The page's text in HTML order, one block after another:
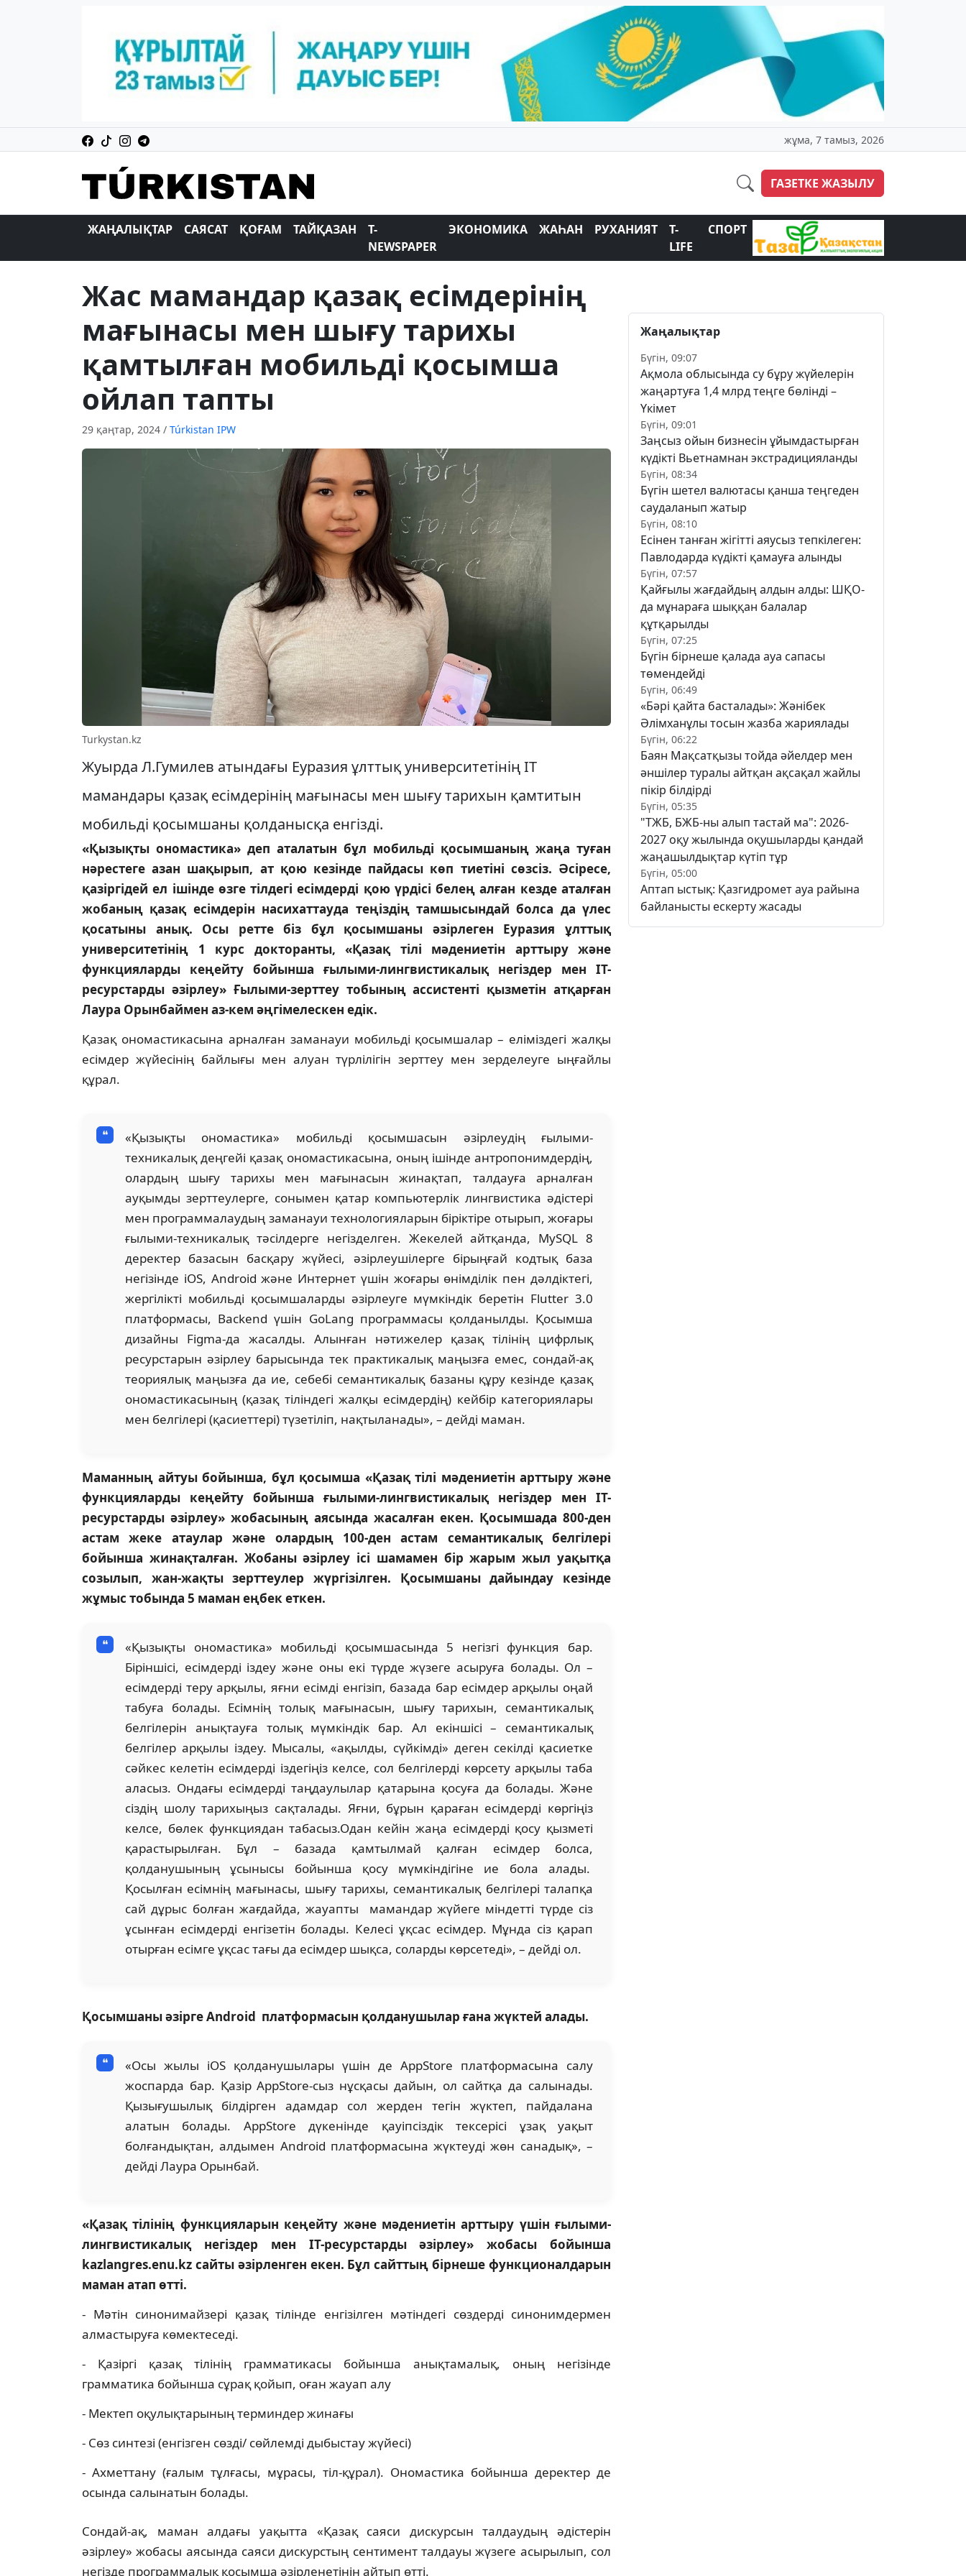
жұма, 7 тамыз, 2026
ГАЗЕТКЕ ЖАЗЫЛУ
ЖАҢАЛЫҚТАР САЯСАТ ҚОҒАМ ТАЙҚАЗАН
T-
NEWSPAPER
ЭКОНОМИКА ЖАҺАН РУХАНИЯТ
T-
LIFE
СПОРТ
Жас мамандар қазақ есімдерінің
мағынасы мен шығу тарихы
қамтылған мобильді қосымша
ойлап тапты
29 қаңтар, 2024 / Túrkіstan IPW
Turkystan.kz
Жуырда Л.Гумилев атындағы Еуразия ұлттық университетінің IT
мамандары қазақ есімдерінің мағынасы мен шығу тарихын қамтитын
мобильді қосымшаны қолданысқа енгізді.
«Қызықты ономастика» деп аталатын бұл мобильді қосымшаның жаңа туған
нәрестеге азан шақырып, ат қою кезінде пайдасы көп тиетіні сөзсіз. Әсіресе,
қазіргідей ел ішінде өзге тілдегі есімдерді қою үрдісі белең алған кезде аталған
жобаның қазақ есімдерін насихаттауда теңіздің тамшысындай болса да үлес
қосатыны анық. Осы ретте біз бұл қосымшаны әзірлеген Еуразия ұлттық
университетінің 1 курс докторанты, «Қазақ тілі мәдениетін арттыру және
функцияларды кеңейту бойынша ғылыми-лингвистикалық негіздер мен IT-
ресурстарды әзірлеу» Ғылыми-зерттеу тобының ассистенті қызметін атқарған
Лаура Орынбаймен аз-кем әңгімелескен едік.
Қазақ ономастикасына арналған заманауи мобильді қосымшалар – еліміздегі жалқы
есімдер жүйесінің байлығы мен алуан түрлілігін зерттеу мен зерделеуге ыңғайлы
құрал.
«Қызықты ономастика» мобильді қосымшасын әзірлеудің ғылыми-
техникалық деңгейі қазақ ономастикасына, оның ішінде антропонимдердің,
олардың шығу тарихы мен мағынасын жинақтап, талдауға арналған
ауқымды зерттеулерге, сонымен қатар компьютерлік лингвистика әдістері
мен программалаудың заманауи технологияларын біріктіре отырып, жоғары
ғылыми-техникалық тәсілдерге негізделген. Жекелей айтқанда, MySQL 8
деректер базасын басқару жүйесі, әзірлеушілерге бірыңғай кодтық база
негізінде iOS, Android және Интернет үшін жоғары өнімділік пен дәлдіктегі,
жергілікті мобильді қосымшаларды әзірлеуге мүмкіндік беретін Flutter 3.0
платформасы, Backend үшін GoLang программасы қолданылды. Қосымша
дизайны Figma-да жасалды. Алынған нәтижелер қазақ тілінің цифрлық
ресурстарын әзірлеу барысында тек практикалық маңызға емес, сондай-ақ
теориялық маңызға да ие, себебі семантикалық базаны құру кезінде қазақ
ономастикасының (қазақ тіліндегі жалқы есімдердің) кейбір категориялары
мен белгілері (қасиеттері) түзетіліп, нақтыланады», – дейді маман.
Маманның айтуы бойынша, бұл қосымша «Қазақ тілі мәдениетін арттыру және
функцияларды кеңейту бойынша ғылыми-лингвистикалық негіздер мен IT-
ресурстарды әзірлеу» жобасының аясында жасалған екен. Қосымшада 800-ден
астам жеке атаулар және олардың 100-ден астам семантикалық белгілері
бойынша жинақталған. Жобаны әзірлеу ісі шамамен бір жарым жыл уақытқа
созылып, жан-жақты зерттеулер жүргізілген. Қосымшаны дайындау кезінде
жұмыс тобында 5 маман еңбек еткен.
«Қызықты ономастика» мобильді қосымшасында 5 негізгі функция бар.
Біріншісі, есімдерді іздеу және оны екі түрде жүзеге асыруға болады. Ол –
есімдерді теру арқылы, яғни есімді енгізіп, базада бар есімдер арқылы оңай
табуға болады. Есімнің толық мағынасын, шығу тарихын, семантикалық
белгілерін анықтауға толық мүмкіндік бар. Ал екіншісі – семантикалық
белгілер арқылы іздеу. Мысалы, «ақылды, сүйкімді» деген секілді қасиетке
сәйкес келетін есімдерді іздегіңіз келсе, сол белгілерді көрсету арқылы таба
аласыз. Ондағы есімдерді таңдаулылар қатарына қосуға да болады. Және
сіздің шолу тарихыңыз сақталады. Яғни, бұрын қараған есімдерді көргіңіз
келсе, бөлек функциядан табасыз.Одан кейін жаңа есімдерді қосу қызметі
қарастырылған. Бұл – базада қамтылмай қалған есімдер болса,
қолданушының ұсынысы бойынша қосу мүмкіндігіне ие бола алады.
Қосылған есімнің мағынасы, шығу тарихы, семантикалық белгілері талапқа
сай дұрыс болған жағдайда, жауапты мамандар жүйеге міндетті түрде сіз
ұсынған есімдерді енгізетін болады. Келесі ұқсас есімдер. Мұнда сіз қарап
отырған есімге ұқсас тағы да есімдер шықса, соларды көрсетеді», – дейді ол.
Қосымшаны әзірге Android платформасын қолданушылар ғана жүктей алады.
«Осы жылы iOS қолданушылары үшін де AppStore платформасына салу
жоспарда бар. Қазір AppStore-сыз нұсқасы дайын, ол сайтқа да салынады.
Қызығушылық білдірген адамдар сол жерден тегін жүктеп, пайдалана
алатын болады. AppStore дүкенінде қауіпсіздік тексерісі ұзақ уақыт
болғандықтан, алдымен Android платформасына жүктеуді жөн санадық», –
дейді Лаура Орынбай.
«Қазақ тілінің функцияларын кеңейту және мәдениетін арттыру үшін ғылыми-
лингвистикалық негіздер мен IT-ресурстарды әзірлеу» жобасы бойынша
kazlangres.enu.kz сайты әзірленген екен. Бұл сайттың бірнеше функционалдарын
маман атап өтті.
- Мәтін синонимайзері қазақ тілінде енгізілген мәтіндегі сөздерді синонимдермен
алмастыруға көмектеседі.
- Қазіргі қазақ тілінің грамматикасы бойынша анықтамалық, оның негізінде
грамматика бойынша сұрақ қойып, оған жауап алу
- Мектеп оқулықтарының терминдер жинағы
- Сөз синтезі (енгізген сөзді/ сөйлемді дыбыстау жүйесі)
- Ахметтану (ғалым тұлғасы, мұрасы, тіл-құрал). Ономастика бойынша деректер де
осында салынатын болады.
Сондай-ақ, маман алдағы уақытта «Қазақ саяси дискурсын талдаудың әдістерін
әзірлеу» жобасы аясында саяси дискурстың сентимент талдауы жүзеге асырылып, сол
негізде программалық қосымша әзірленетінін айтып өтті.
Жаңалықтар
Бүгін, 09:07
Ақмола облысында су бұру жүйелерін
жаңартуға 1,4 млрд теңге бөлінді –
Үкімет
Бүгін, 09:01
Заңсыз ойын бизнесін ұйымдастырған
күдікті Вьетнамнан экстрадицияланды
Бүгін, 08:34
Бүгін шетел валютасы қанша теңгеден
саудаланып жатыр
Бүгін, 08:10
Есінен танған жігітті аяусыз тепкілеген:
Павлодарда күдікті қамауға алынды
Бүгін, 07:57
Қайғылы жағдайдың алдын алды: ШҚО-
да мұнараға шыққан балалар
құтқарылды
Бүгін, 07:25
Бүгін бірнеше қалада ауа сапасы
төмендейді
Бүгін, 06:49
«Бәрі қайта басталады»: Жәнібек
Әлімханұлы тосын жазба жариялады
Бүгін, 06:22
Баян Мақсатқызы тойда әйелдер мен
әншілер туралы айтқан ақсақал жайлы
пікір білдірді
Бүгін, 05:35
"ТЖБ, БЖБ-ны алып тастай ма": 2026-
2027 оқу жылында оқушыларды қандай
жаңашылдықтар күтіп тұр
Бүгін, 05:00
Аптап ыстық: Қазгидромет ауа райына
байланысты ескерту жасады